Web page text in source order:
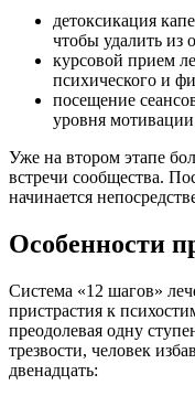
детоксикация
чтобы удалить из
курсовой прием
психического и
посещение
уровня
Уже на втором этапе
встречи сообщества.
начинается
Особенности
Система «12 шагов»
пристрастия к
преодолевая одну
трезвости, человек
двенадцать: